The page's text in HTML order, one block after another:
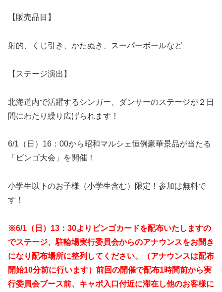
【販売品目】
射的、くじ引き、かたぬき、スーパーボールなど
【ステージ演出】
北海道内で活躍するシンガー、ダンサーのステージが２日
間にわたり繰り広げられます！
6/1（日）16：00から昭和マルシェ恒例豪華景品が当たる
「ビンゴ大会」を開催！
小学生以下のお子様（小学生含む）限定！参加は無料で
す！
※6/1（日）13：30よりビンゴカードを配布いたしますの
でステージ、駐輪場実行委員会からのアナウンスをお聞き
になり配布場所に整列してください。
（アナウンスは配布
開始10分前に行います） 前回の開催で配布1時間前から実
行委員会ブース前、キャポ入口付近に滞在し他のお客様に